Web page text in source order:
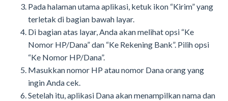
Pada halaman utama aplikasi, ketuk ikon “Kirim” yang
terletak di bagian bawah layar.
Di bagian atas layar, Anda akan melihat opsi “Ke
Nomor HP/Dana” dan “Ke Rekening Bank”. Pilih opsi
“Ke Nomor HP/Dana”.
Masukkan nomor HP atau nomor Dana orang yang
ingin Anda cek.
Setelah itu, aplikasi Dana akan menampilkan nama dan